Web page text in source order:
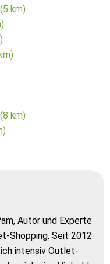
km)
km)
Autor und Experte
Shopping. Seit 2012
intensiv Outlet-